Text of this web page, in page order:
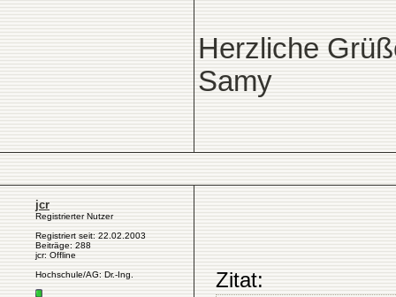
Herzliche
Samy
jcr
Registrierter Nutzer
Registriert seit: 22.02.2003
Beiträge: 288
jcr: Offline
Hochschule/AG: Dr.-Ing.
Zitat: